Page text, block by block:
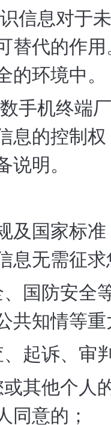
信息对于
替代的作
的环境中。
手机终端
息的控制
说明。
及国家标
息无需征
、国防安
共知情等
、起诉、
或其他个
同意的；